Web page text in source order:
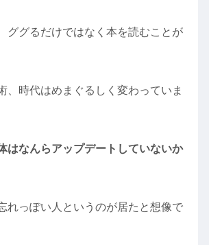
ググるだけではなく本を読むことが
、時代はめまぐるしく変わっていま
はなんらアップデートしていないか
れっぽい人というのが居たと想像で